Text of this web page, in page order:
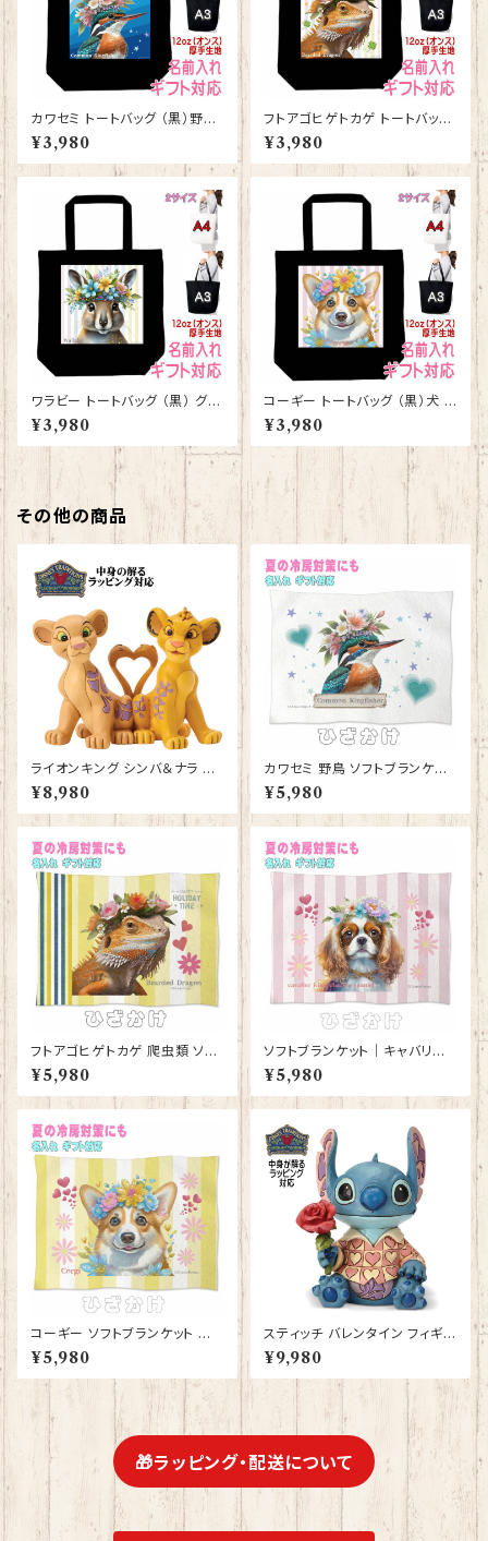
カワセミ トートバッグ （黒）野鳥
グッズ 雑貨 入学祝い レッスン
バッグ お買い物バッグ【型番 B-
10010】お花の王冠シリーズ
¥3,980
フトアゴヒゲトカゲ トートバッグ
（黒） グッズ 雑貨 入学祝い レ
ッスンバッグ お買い物バッグ【型
番 B-10008】お花の王冠シリ
¥3,980
ワラビー トートバッグ （黒） グッ
ズ 雑貨 入学祝い レッスンバッ
グ お買い物バッグ【型番 B-100
09】お花の王冠シリーズ
¥3,980
コーギー トートバッグ （黒）犬 ド
ッグ グッズ 雑貨 入学祝い レッ
スンバッグ お買い物バッグ【型番
B-10005】お花の王冠シリーズ
¥3,980
その他の商品
ライオンキング シンバ＆ナラ ハ
ートテイルズ フィギュア プレゼ
ント ギフト グッズ 誕生日プレゼ
ント 人形 置物 ジムショア グッ
入籍祝い お祝い 結婚記念日 JI
M SHORE ディズニーランド デ
ィズニーシー ディズニーワール
¥8,980
カワセミ 野鳥 ソフトブランケット
グッズ ひざかけ 毛布 雑貨 誕生
日プレゼント ギフト【型番 SB-1
0010】お花の王冠
¥5,980
フトアゴヒゲトカゲ 爬虫類 ソフ
トブランケット ひざかけ 毛布 グ
ッズ 雑貨 誕生日プレゼント ギフ
ト【型番 SB-10008】お花の王
¥5,980
ソフトブランケット｜キャバリア
キングチャールズスパニエル 犬
かわいいグッズ ひざかけ 毛布
【型番 SB-10002】お花の王冠
¥5,980
コーギー ソフトブランケット 犬
かわいいグッズ 雑貨 誕生日プレ
ゼント ギフト【型番 SB-10005】
お花の王冠
¥5,980
スティッチ バレンタイン フィギュ
ア プレゼント ギフト グッズ 誕生
日プレゼント 人形 置物 ジムシ
ョア グッズ Disney Tradition
結婚祝い 入籍祝い 還暦祝い お
祝い 結婚記念日 JIM SHORE
本命 義理 ディズニーランド ディ
ズニーシー ディズニーワールド
ディズニー
¥9,980
🎁ラッピング・配送について